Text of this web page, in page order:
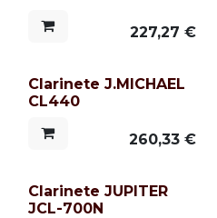
227,27 €
Clarinete J.MICHAEL
CL440
260,33€
Clarinete JUPITER
JCL-700N